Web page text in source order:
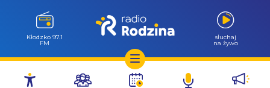
Przejdź
Kłodzko 97.1
FM
słuchaj
na żywo